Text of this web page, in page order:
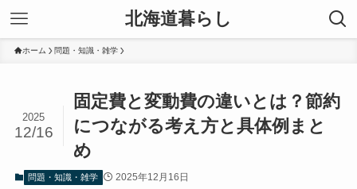
北海道暮らし
ホーム 問題・知識・雑学
固定費と変動費の違いとは？節約
につながる考え方と具体例まと
め
2025
12/16
問題・知識・雑学 2025年12月16日